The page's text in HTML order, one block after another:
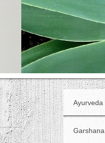
Ayurveda
Garshana